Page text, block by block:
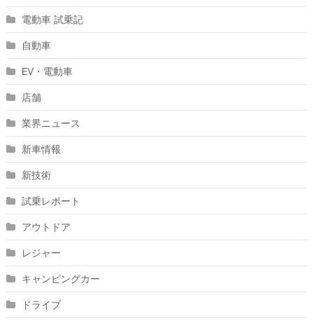
電動車 試乗記
自動車
EV・電動車
店舗
業界ニュース
新車情報
新技術
試乗レポート
アウトドア
レジャー
キャンピングカー
ドライブ